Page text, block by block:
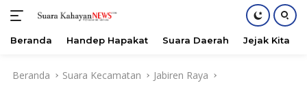
Beranda Handep Hapakat Suara Daerah Jejak Kita
Beranda Suara Kecamatan Jabiren Raya